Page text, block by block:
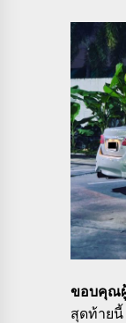
ขอบคุณ
สุดท้าย